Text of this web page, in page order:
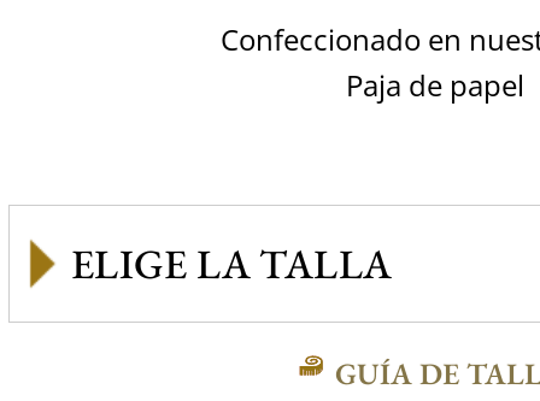
Confeccionado en
Paja de papel
GUÍA DE